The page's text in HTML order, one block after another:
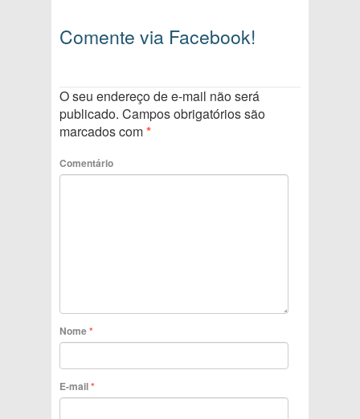
Comente via Facebook!
O seu endereço de e-mail não será
publicado. Campos obrigatórios são
marcados com*
Comentário
Nome*
E-mail*